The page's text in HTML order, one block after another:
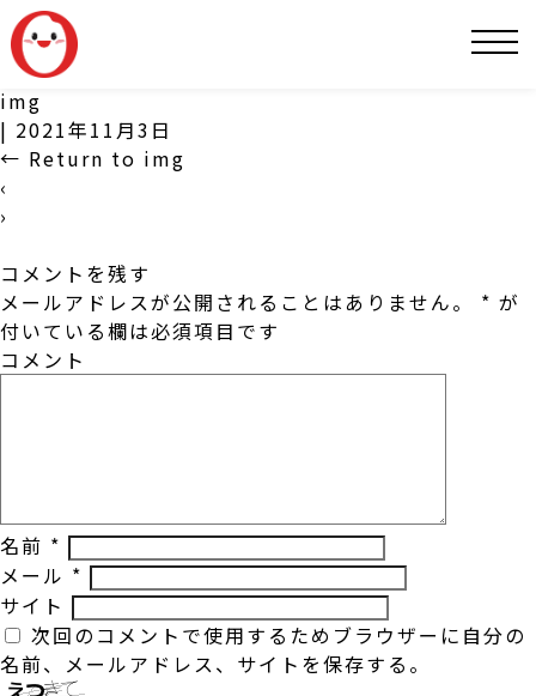
img
| 2021年11月3日
← Return to img
‹
›
コメントを残す
メールアドレスが公開されることはありません。
* が
付いている欄は必須項目です
コメント
名前 *
メール *
サイト
次回のコメントで使用するためブラウザーに自分の
名前、メールアドレス、サイトを保存する。